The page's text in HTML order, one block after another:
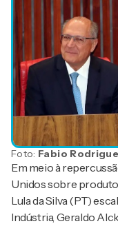
Foto: Fabio
Em meio à
Unidos sobre
Lula da Silva (PT)
Indústria, Geraldo